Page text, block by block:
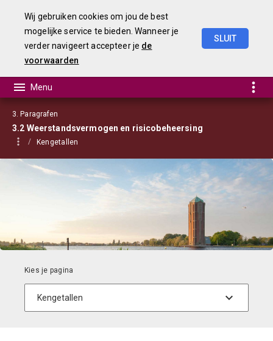
3. Paragrafen
3.2 Weerstandsvermogen en risicobeheersing
Kengetallen
Wij gebruiken cookies om jou de best
mogelijke service te bieden. Wanneer je
verder navigeert accepteer je de
voorwaarden
SLUIT